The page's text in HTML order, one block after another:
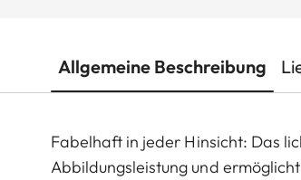
Allgemeine Beschreibung
Fabelhaft in jeder Hinsicht: Das
Abbildungsleistung und